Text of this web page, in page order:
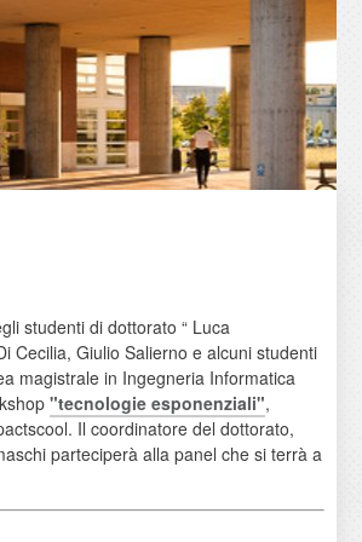
studenti di dottorato “ Luca
Cecilia, Giulio Salierno e alcuni studenti
magistrale in Ingegneria Informatica
"tecnologie esponenziali",
Il coordinatore del dottorato,
parteciperà alla panel che si terrà a